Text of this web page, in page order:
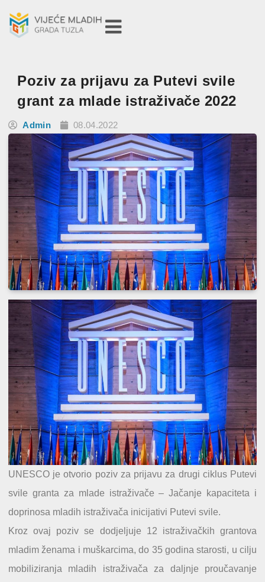
Poziv za prijavu za Putevi svile
grant za mlade istraživače 2022
Admin 08.04.2022
UNESCO je otvorio poziv za prijavu za drugi ciklus Putevi
svile granta za mlade istraživače – Jačanje kapaciteta i
doprinosa mladih istraživača inicijativi Putevi svile.
Kroz ovaj poziv se dodjeljuje 12 istraživačkih grantova
mladim ženama i muškarcima, do 35 godina starosti, u cilju
mobiliziranja mladih istraživača za daljnje proučavanje